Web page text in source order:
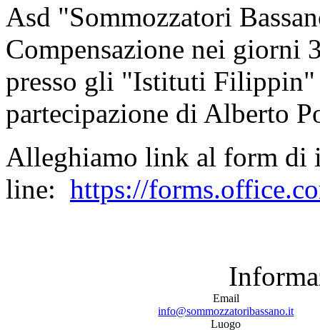
Asd "Sommozzatori
Compensazione nei giorni
presso gli "Istituti Filippin"
partecipazione di Alberto
Alleghiamo link al form di
line: https://
Email
info@sommozzatoribassano.it
Luogo